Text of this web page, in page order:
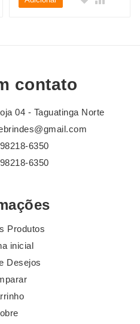
contato
04 - Taguatinga Norte
6350
6350
Produtos
inicial
Desejos